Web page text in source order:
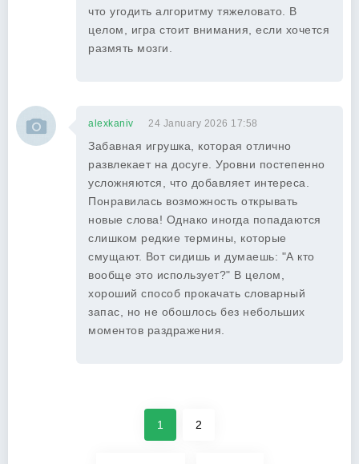
что угодить алгоритму тяжеловато. В
целом, игра стоит внимания, если хочется
размять мозги.
alexkaniv 24 January 2026 17:58
Забавная игрушка, которая отлично
развлекает на досуге. Уровни постепенно
усложняются, что добавляет интереса.
Понравилась возможность открывать
новые слова! Однако иногда попадаются
слишком редкие термины, которые
смущают. Вот сидишь и думаешь: "А кто
вообще это использует?" В целом,
хороший способ прокачать словарный
запас, но не обошлось без небольших
моментов раздражения.
1 2